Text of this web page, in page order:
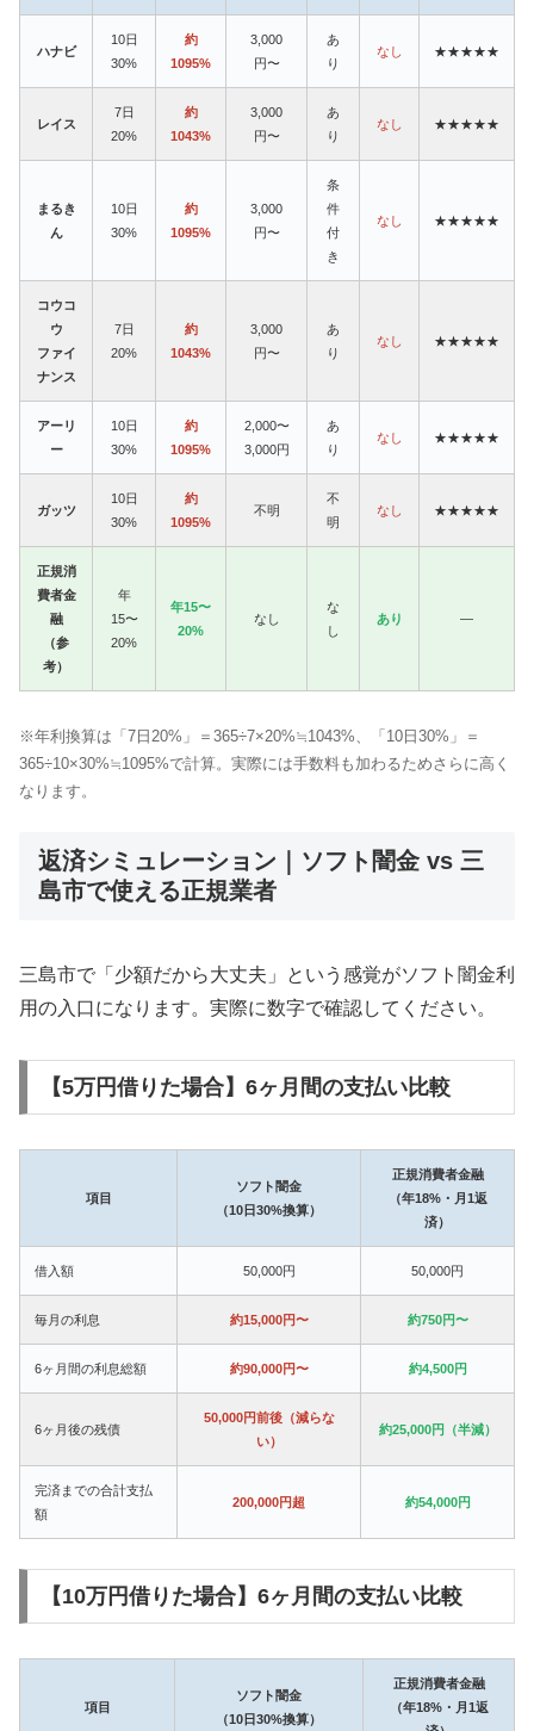
ハナビ
10日
30%
約
1095%
3,000
円〜
あ
り
なし ★★★★★
レイス
7日
20%
約
1043%
3,000
円〜
あ
り
なし ★★★★★
まるき
ん
10日
30%
約
1095%
3,000
円〜
条
件
付
き
なし ★★★★★
コウコ
ウ
ファイ
ナンス
7日
20%
約
1043%
3,000
円〜
あ
り
なし ★★★★★
アーリ
ー
10日
30%
約
1095%
2,000〜
3,000円
あ
り
なし ★★★★★
ガッツ
10日
30%
約
1095%
不明
不
明
なし ★★★★★
正規消
費者金
融
（参
考）
年
15〜
20%
年15〜
20%
なし
な
し
あり —
※年利換算は「7日20%」＝365÷7×20%≒1043%、「10日30%」＝
365÷10×30%≒1095%で計算。実際には手数料も加わるためさらに高く
なります。
返済シミュレーション｜ソフト闇金 vs 三
島市で使える正規業者
三島市で「少額だから大丈夫」という感覚がソフト闇金利
用の入口になります。実際に数字で確認してください。
【5万円借りた場合】6ヶ月間の支払い比較
項目
ソフト闇金
（10日30%換算）
正規消費者金融
（年18%・月1返
済）
借入額 50,000円 50,000円
毎月の利息 約15,000円〜 約750円〜
6ヶ月間の利息総額 約90,000円〜 約4,500円
6ヶ月後の残債
50,000円前後（減らな
い）
約25,000円（半減）
完済までの合計支払
額
200,000円超 約54,000円
【10万円借りた場合】6ヶ月間の支払い比較
項目
ソフト闇金
（10日30%換算）
正規消費者金融
（年18%・月1返